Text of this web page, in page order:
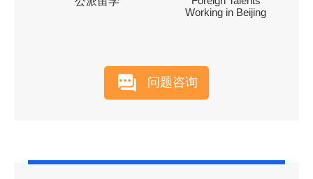
Working in Beijing
问题咨询